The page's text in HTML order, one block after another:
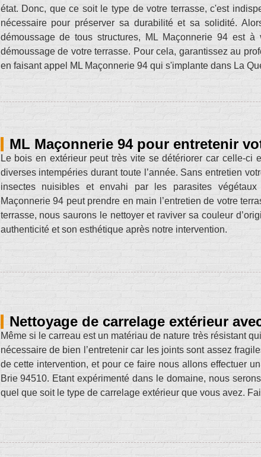
état. Donc, que ce soit le type de votre terrasse, c'est
nécessaire pour préserver sa durabilité et sa solidité.
démoussage de tous structures, ML Maçonnerie 94 est
démoussage de votre terrasse. Pour cela, garantissez au
en faisant appel ML Maçonnerie 94 qui s'implante dans La
ML Maçonnerie 94 pour entretenir
Le bois en extérieur peut très vite se détériorer car celle-ci
diverses intempéries durant toute l’année. Sans entretien
insectes nuisibles et envahi par les parasites
Maçonnerie 94 peut prendre en main l’entretien de votre
terrasse, nous saurons le nettoyer et raviver sa couleur
authenticité et son esthétique après notre intervention.
Nettoyage de carrelage extérieur
Même si le carreau est un matériau de nature très résistant
nécessaire de bien l’entretenir car les joints sont assez
de cette intervention, et pour ce faire nous allons effectuer
Brie 94510. Etant expérimenté dans le domaine, nous
quel que soit le type de carrelage extérieur que vous avez.